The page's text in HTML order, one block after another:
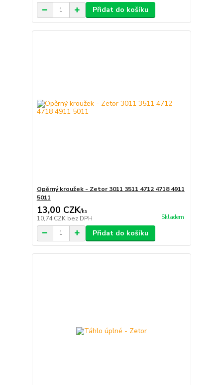
Přidat do košíku
Opěrný kroužek - Zetor 3011 3511 4712 4718 4911
5011
13,00 CZK/ks
10,74 CZK bez DPH Skladem
Přidat do košíku